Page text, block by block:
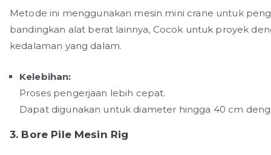
Metode ini menggunakan mesin mini crane untuk
bandingkan alat berat lainnya, Cocok untuk proyek
kedalaman yang dalam.
Kelebihan:
Proses pengerjaan lebih cepat.
Dapat digunakan untuk diameter hingga 40 cm
3. Bore Pile Mesin Rig